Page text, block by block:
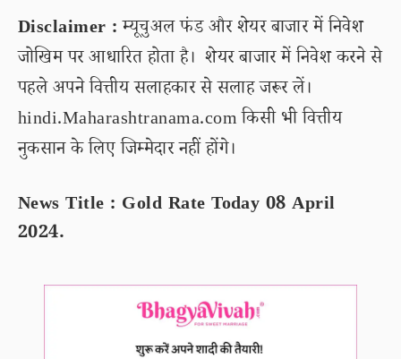
Disclaimer :म्यूचुअल फंड और शेयर बाजार में निवेश
जोखिम पर आधारित होता है। शेयर बाजार में निवेश करने से
पहले अपने वित्तीय सलाहकार से सलाह जरूर लें।
hindi.Maharashtranama.com किसी भी वित्तीय
नुकसान के लिए जिम्मेदार नहीं होंगे।
News Title : Gold Rate Today 08 April
2024.